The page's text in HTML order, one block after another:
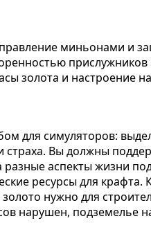
миньонами и
золота и настроение
для симуляторов:
Вы должны
аспекты жизни
ресурсы для крафта.
нужно для
нарушен, подземелье